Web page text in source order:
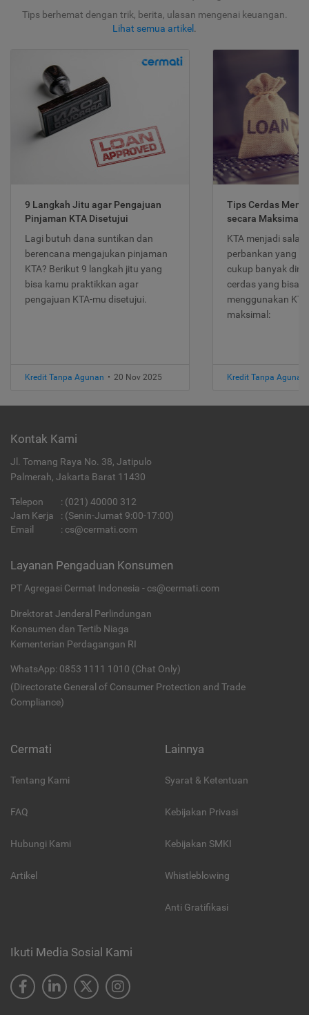
Tips berhemat dengan trik, berita, ulasan mengenai keuangan.
Lihat semua artikel .
9 Langkah Jitu agar Pengajuan
Pinjaman KTA Disetujui
Lagi butuh dana suntikan dan
berencana mengajukan pinjaman
KTA? Berikut 9 langkah jitu yang
bisa kamu praktikkan agar
pengajuan KTA-mu disetujui.
Kredit Tanpa Agunan • 20 Nov 2025
Tips Cerdas
secara Maksimal
KTA menjadi
perbankan yang
cukup banyak
cerdas yang bisa
menggunakan
maksimal:
Kredit Tanpa Agunan
Kontak Kami
Jl. Tomang Raya No. 38, Jatipulo
Palmerah, Jakarta Barat 11430
Telepon : (021) 40000 312
Jam Kerja
: (Senin-Jumat 9:00-17:00)
Email
: cs@cermati.com
Layanan Pengaduan Konsumen
PT Agregasi Cermat Indonesia - cs@cermati.com
Direktorat Jenderal Perlindungan
Konsumen dan Tertib Niaga
Kementerian Perdagangan RI
WhatsApp: 0853 1111 1010 (Chat Only)
(Directorate General of Consumer Protection and Trade
Compliance)
Cermati
Tentang Kami
FAQ
Hubungi Kami
Artikel
Lainnya
Syarat & Ketentuan
Kebijakan Privasi
Kebijakan SMKI
Whistleblowing
Anti Gratifikasi
Ikuti Media Sosial Kami